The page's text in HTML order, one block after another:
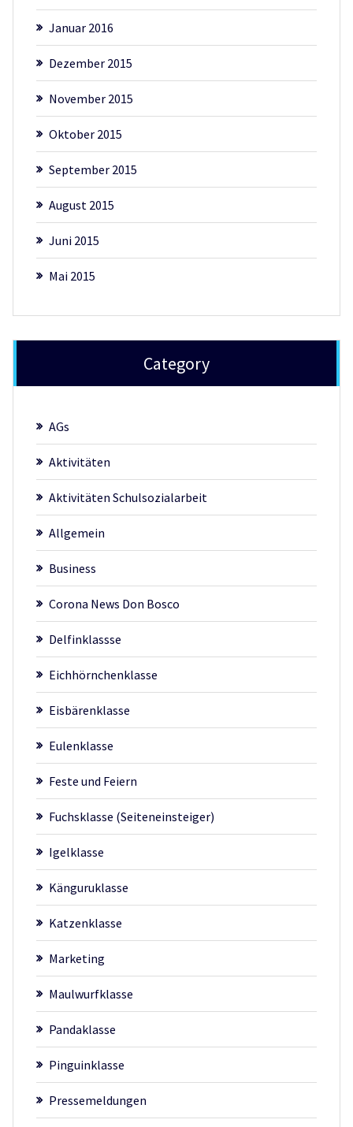
Januar 2016
Dezember 2015
November 2015
Oktober 2015
September 2015
August 2015
Juni 2015
Mai 2015
Category
AGs
Aktivitäten
Aktivitäten Schulsozialarbeit
Allgemein
Business
Corona News Don Bosco
Delfinklassse
Eichhörnchenklasse
Eisbärenklasse
Eulenklasse
Feste und Feiern
Fuchsklasse (Seiteneinsteiger)
Igelklasse
Känguruklasse
Katzenklasse
Marketing
Maulwurfklasse
Pandaklasse
Pinguinklasse
Pressemeldungen